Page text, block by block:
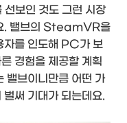
선보인 것도 그런 시장
. 밸브의 SteamVR을
자를 인도해 PC가 보
경험을 제공할 계획
밸브이니만큼 어떤 가
써 기대가 되는데요.